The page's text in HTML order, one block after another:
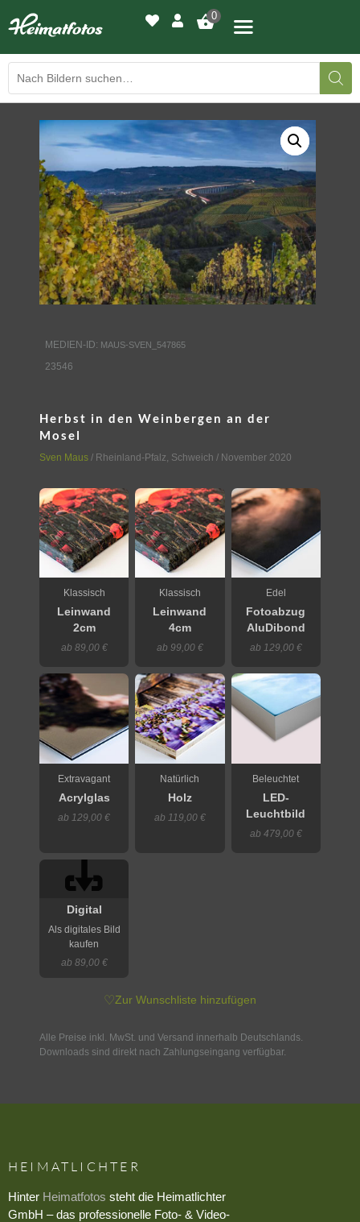
0
BILDERGALERIE
DRUCKQUALITÄTEN
LED-LEUCHTBILDER
WIR DRUCKEN IHR BILD
AUSSTELLUNGEN
KONTAKT
MEDIEN-ID: MAUS-SVEN_547865
23546
Herbst in den Weinbergen an der
Mosel
Sven Maus / Rheinland-Pfalz, Schweich / November 2020
Klassisch
Leinwand
2cm
ab 89,00 €
Klassisch
Leinwand
4cm
ab 99,00 €
Edel
Fotoabzug
AluDibond
ab 129,00 €
Extravagant
Acrylglas
ab 129,00 €
Natürlich
Holz
ab 119,00 €
Beleuchtet
LED-
Leuchtbild
ab 479,00 €
Digital
Als digitales Bild
kaufen
ab 89,00 €
♡Zur Wunschliste hinzufügen
Alle Preise inkl. MwSt. und Versand innerhalb Deutschlands.
Downloads sind direkt nach Zahlungseingang verfügbar.
HEIMATLICHTER
Hinter Heimatfotos steht die Heimatlichter
GmbH – das professionelle Foto- & Video-